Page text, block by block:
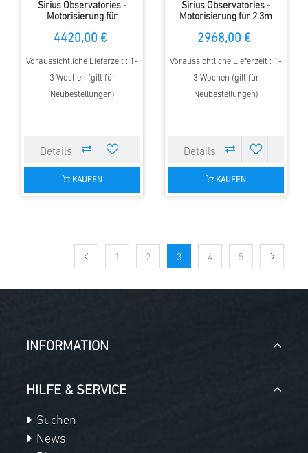
Sirius Observatories -
Motorisierung für
4420,00 €
Voraussichtliche Lieferzeit : 1-
3 Wochen (gilt für
Neubestellungen)
KAUFEN
Sirius Observatories -
Motorisierung für 2.3m
2968,00 €
Voraussichtliche Lieferzeit : 1-
3 Wochen (gilt für
Neubestellungen)
KAUFEN
1 2 3 4 5
INFORMATION
HILFE & SERVICE
Suchen
News